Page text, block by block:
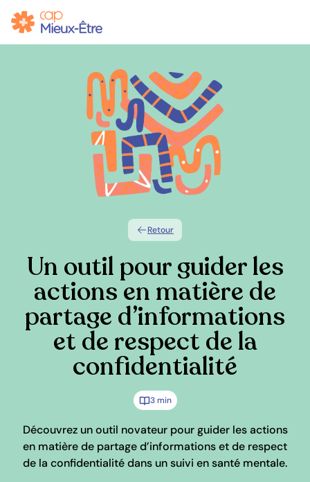
Retour
Un outil pour guider les
actions en matière de
partage d’informations
et de respect de la
confidentialité
3 min
Découvrez un outil novateur pour guider les actions
en matière de partage d’informations et de respect
de la confidentialité dans un suivi en santé mentale.